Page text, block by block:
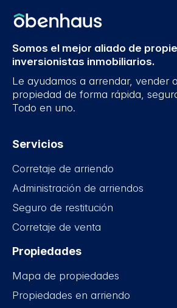
Somos el mejor aliado de
inversionistas inmobiliarios.
Le ayudamos a arrendar, vender
propiedad de forma rápida,
Todo en uno.
Servicios
Corretaje de arriendo
Administración de arriendos
Seguro de restitución
Corretaje de venta
Propiedades
Mapa de propiedades
Propiedades en arriendo